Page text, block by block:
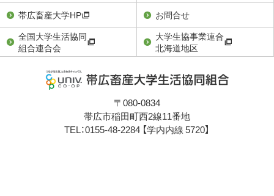
帯広畜産大学HP
お問合せ
全国大学生活協同
組合連合会
大学生協事業連合
北海道地区
〒080-0834
帯広市稲田町西2線11番地
TEL：0155-48-2284 【学内内線 5720】